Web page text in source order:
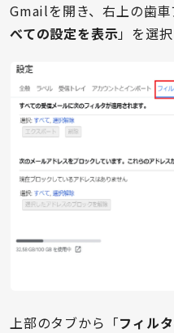
Gmailを開き、右上の歯
べての設定を表示」を選択
上部のタブから「フィル